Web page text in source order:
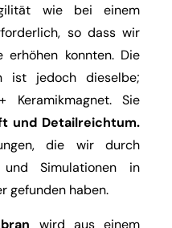
wie bei einem
so dass wir
erhöhen konnten. Die
ist jedoch dieselbe;
Sie
und Detailreichtum.
die wir durch
und Simulationen in
gefunden haben.
wird aus einem